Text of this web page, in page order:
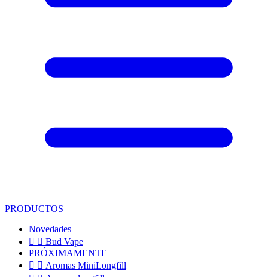
PRODUCTOS
Novedades
  Bud Vape
PRÓXIMAMENTE
  Aromas MiniLongfill